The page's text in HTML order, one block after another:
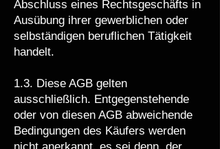
Abschluss eines Rechtsgeschäfts in
Ausübung ihrer gewerblichen oder
selbständigen beruflichen Tätigkeit
handelt.
1.3. Diese AGB gelten
ausschließlich. Entgegenstehende
oder von diesen AGB abweichende
Bedingungen des Käufers werden